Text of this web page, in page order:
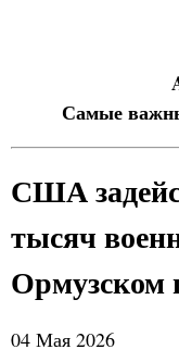
Самые
США
тысяч
Ормузском
04 Мая 2026